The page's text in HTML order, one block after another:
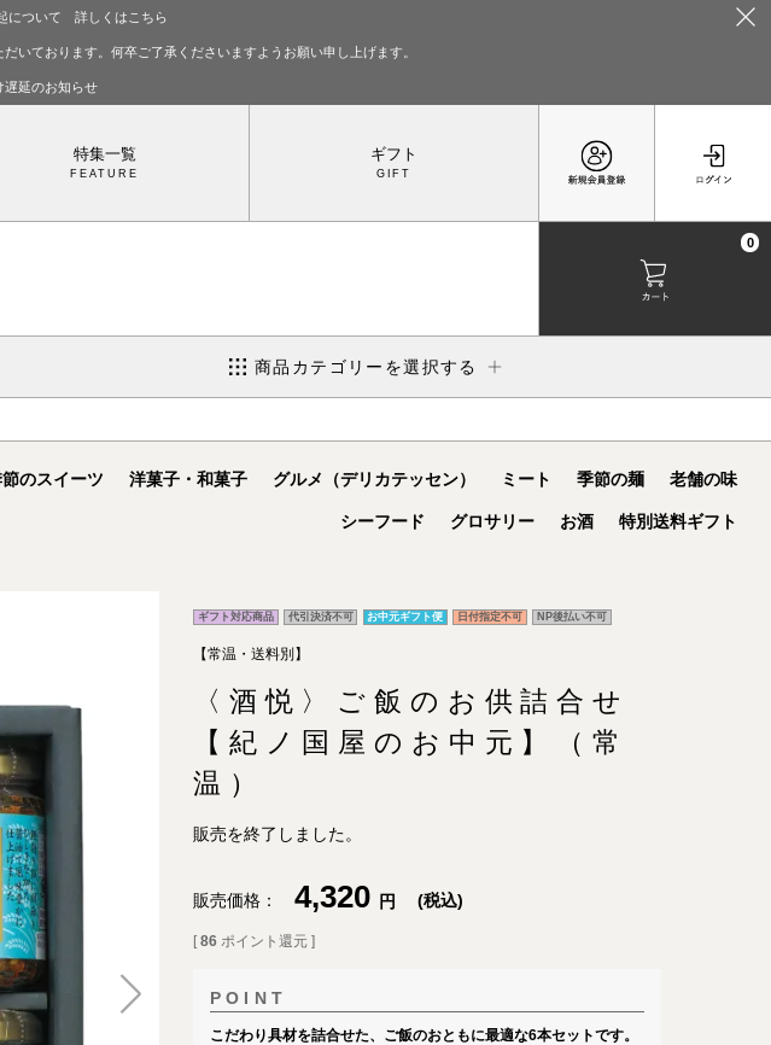
について 詳しくはこちら
いております。何卒ご了承くださいますようお願い申し上げます。
遅延のお知らせ
0
特集一覧 ギフト
商品カテゴリーを選択する
のスイーツ 洋菓子・和菓子 グルメ（デリカテッセン） ミート 季節の麺 老舗の味
シーフード グロサリー お酒 特別送料ギフト
ギフト対応商品 代引決済不可 お中元ギフト便 日付指定不可 NP後払い不可
【常温・送料別】
〈酒悦〉ご飯のお供詰合せ
【紀ノ国屋のお中元】（常
温）
販売を終了しました。
販売価格 4,320 税込
[86 ポイント還元 ]
こだわり具材を詰合せた、ご飯のおともに最適な6本セットです。